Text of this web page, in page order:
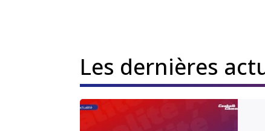
Les dernières